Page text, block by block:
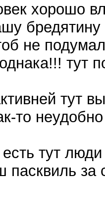
хорошо
бредятину
не
тут
тут
то
тут
пасквиль за